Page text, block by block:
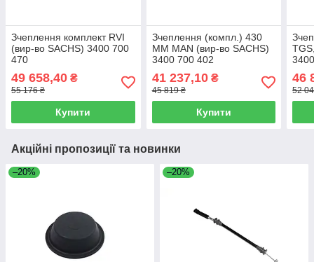
Зчеплення комплект RVI
(вир-во SACHS) 3400 700
470
49 658,40 ₴
55 176 ₴
Купити
Зчеплення (компл.) 430
MM MAN (вир-во SACHS)
3400 700 402
41 237,10₴
45 819 ₴
Купити
46
52
Акційні пропозиції та новинки
–20% –20%